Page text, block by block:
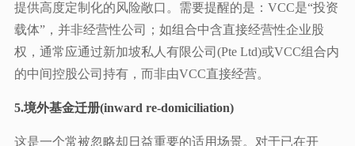
提供高度定制化的风险敞口。需要提醒的是：VCC是“投资
载体”，并非经营性公司；如组合中含直接经营性企业股
权，通常应通过新加坡私人有限公司(Pte Ltd)或VCC组合内
的中间控股公司持有，而非由VCC直接经营。
5.境外基金迁册(inward re-domiciliation)
这是一个常被忽略却日益重要的适用场景。对于已在开